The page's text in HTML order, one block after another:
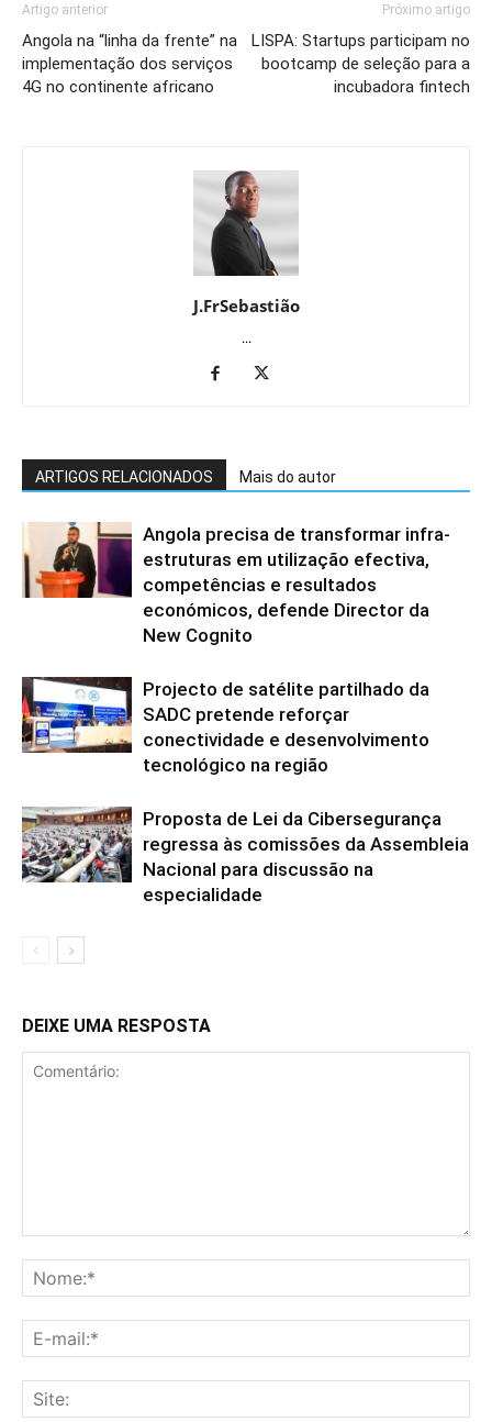
Artigo anterior
Angola na “linha da frente” na
implementação dos serviços
4G no continente africano
Próximo artigo
LISPA: Startups participam no
bootcamp de seleção para a
incubadora fintech
J.FrSebastião
...
ARTIGOS RELACIONADOS Mais do autor
Angola precisa de transformar infra-
estruturas em utilização efectiva,
competências e resultados
económicos, defende Director da
New Cognito
Projecto de satélite partilhado da
SADC pretende reforçar
conectividade e desenvolvimento
tecnológico na região
Proposta de Lei da Cibersegurança
regressa às comissões da Assembleia
Nacional para discussão na
especialidade
DEIXE UMA RESPOSTA